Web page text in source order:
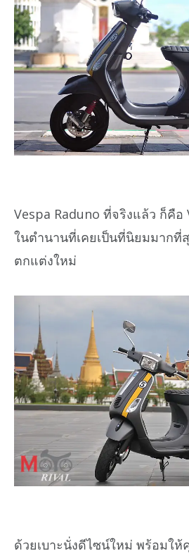
Vespa Raduno ที่จริงแล้ว ก็คือ
ในตำนานที่เคยเป็นที่นิยมมากที่
ตกแต่งใหม่
ด้วยเบาะนั่งดีไซน์ใหม่ พร้อมใ